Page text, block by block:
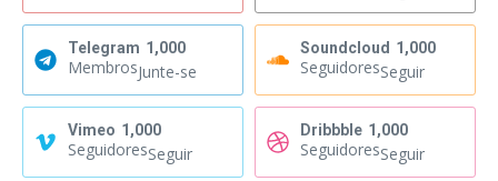
Telegram 1,000
MembrosJunte-se
Soundcloud 1,000
SeguidoresSeguir
Vimeo 1,000
SeguidoresSeguir
Dribbble 1,000
SeguidoresSeguir